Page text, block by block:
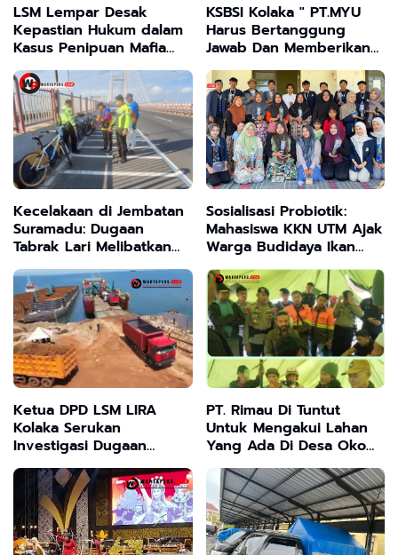
LSM Lempar Desak
Kepastian Hukum dalam
Kasus Penipuan Mafia
Tanah di Bangkalan
KSBSI Kolaka " PT.MYU
Harus Bertanggung
Jawab Dan Memberikan
Hak Hak Para Pekerjanya
"
Kecelakaan di Jembatan
Suramadu: Dugaan
Tabrak Lari Melibatkan
Pike up
Sosialisasi Probiotik:
Mahasiswa KKN UTM Ajak
Warga Budidaya Ikan
dan Udang yang Lebih
Sehat dan Optimal
Ketua DPD LSM LIRA
Kolaka Serukan
Investigasi Dugaan
Penjualan Ore Nikel PT
VALE Tanpa RKAB
PT. Rimau Di Tuntut
Untuk Mengakui Lahan
Yang Ada Di Desa Oko
Oko Dusun 2 Lawanie
Sah Milik Pak Nassar